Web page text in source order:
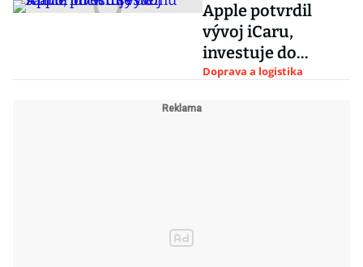
Apple potvrdil
vývoj iCaru,
investuje do
samořídících
Doprava a logistika